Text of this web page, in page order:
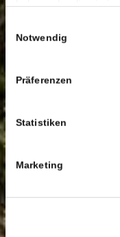
Einwilligungsauswahl
Notwendig
Präferenzen
Statistiken
Marketing